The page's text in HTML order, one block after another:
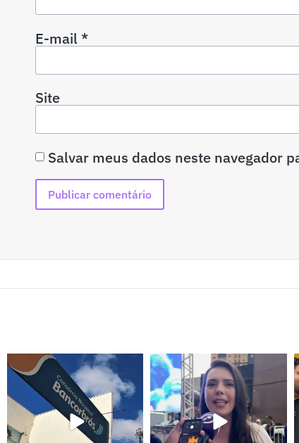
E-mail*
Site
Salvar meus dados neste navegador